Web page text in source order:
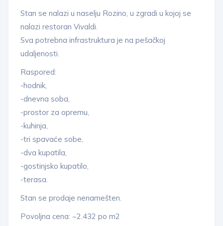
Stan se nalazi u naselju Rozino, u zgradi u kojoj se
nalazi restoran Vivaldi.
Sva potrebna infrastruktura je na pešačkoj
udaljenosti.
Raspored:
-hodnik,
-dnevna soba,
-prostor za opremu,
-kuhinja,
-tri spavaće sobe,
-dva kupatila,
-gostinjsko kupatilo,
-terasa.
Stan se prodaje nenamešten.
Povoljna cena: ~2.432 po m2